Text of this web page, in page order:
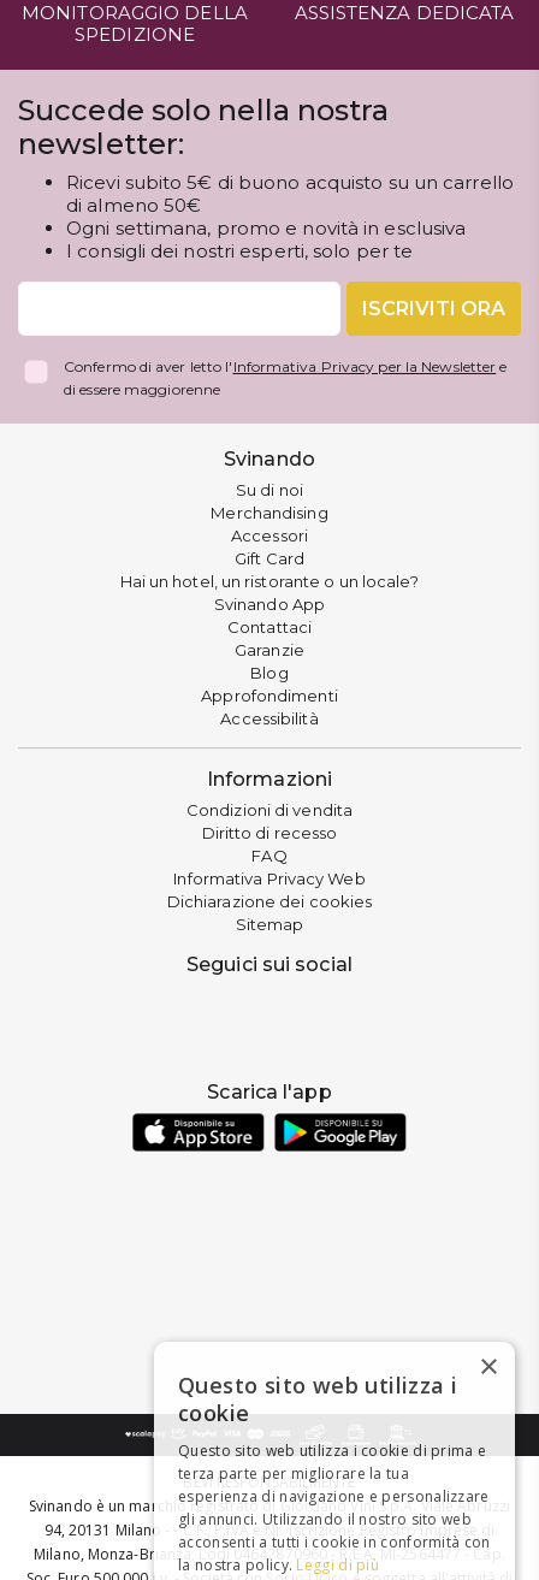
MONITORAGGIO DELLA
SPEDIZIONE
ASSISTENZA DEDICATA
Succede solo nella nostra
newsletter:
Ricevi subito 5€ di buono acquisto su un carrello
di almeno 50€
Ogni settimana, promo e novità in esclusiva
I consigli dei nostri esperti, solo per te
ISCRIVITI ORA
Confermo di aver letto l' Informativa Privacy per la Newsletter e
di essere maggiorenne
Svinando
Su di noi
Merchandising
Accessori
Gift Card
Hai un hotel, un ristorante o un locale?
Svinando App
Contattaci
Garanzie
Blog
Approfondimenti
Accessibilità
Informazioni
Condizioni di vendita
Diritto di recesso
FAQ
Informativa Privacy Web
Dichiarazione dei cookies
Sitemap
Seguici sui social
Scarica l'app
BEVI RESPONSABILMENTE
Svinando è un marchio registrato di Giordano Vini S.p.A. Viale Abruzzi
94, 20131 Milano - - C.F., P.IVA e Nr. Iscrizione Registro Imprese di
Milano, Monza-Brianza, Lodi 04642870960 - R.E.A. MI-2564477 - Cap.
×
Questo sito web utilizza i
cookie
Questo sito web utilizza i cookie di prima e
terza parte per migliorare la tua
esperienza di navigazione e personalizzare
gli annunci. Utilizzando il nostro sito web
acconsenti a tutti i cookie in conformità con
la nostra policy. Leggi di più